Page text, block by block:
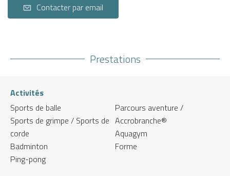
Contacter par email
Prestations
Activités
Sports de balle
Sports de grimpe / Sports de
corde
Badminton
Ping-pong
Parcours aventure /
Accrobranche®
Aquagym
Forme